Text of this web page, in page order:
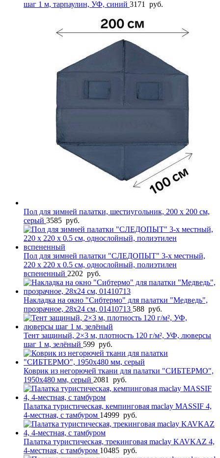
шаг 1 м, тарпаулин, УФ, синий 3171 руб.
Пол для зимней палатки, шестиугольник, 200 х 200 см,
серый 3585 руб.
Пол для зимней палатки "СЛЕДОПЫТ" 3-х местный,
220 х 220 х 0.5 см, однослойный, полиэтилен
вспененный 2202 руб.
Накладка на окно "Сибтермо" для палатки "Медведь",
прозрачное, 28х24 см, 01410713 588 руб.
Тент защиный, 2×3 м, плотность 120 г/м², УФ, люверсы
шаг 1 м, зелёный 599 руб.
Коврик из негорючей ткани для палатки "СИБТЕРМО",
1950x480 мм, серый 2081 руб.
Палатка туристическая, кемпинговая maclay MASSIF 4,
4-местная, с тамбуром 14999 руб.
Палатка туристическая, трекинговая maclay KAVKAZ 4,
4-местная, с тамбуром 10485 руб.